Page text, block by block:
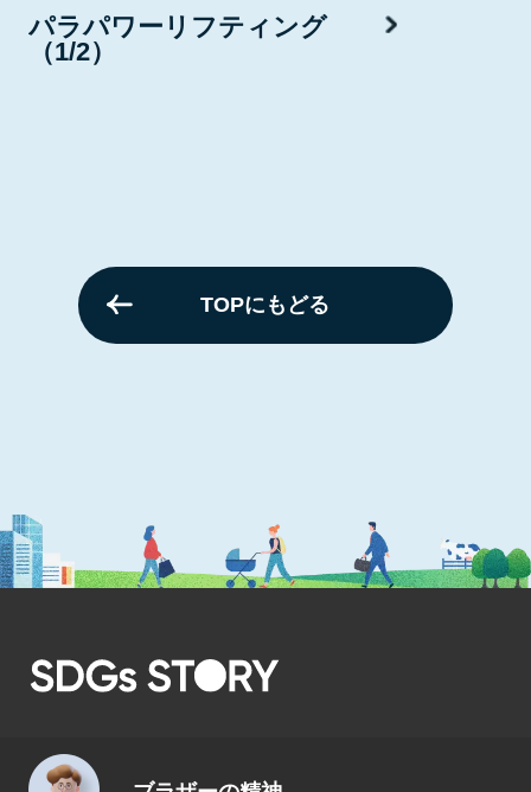
パラパワーリフティング
（1/2）
TOPにもどる